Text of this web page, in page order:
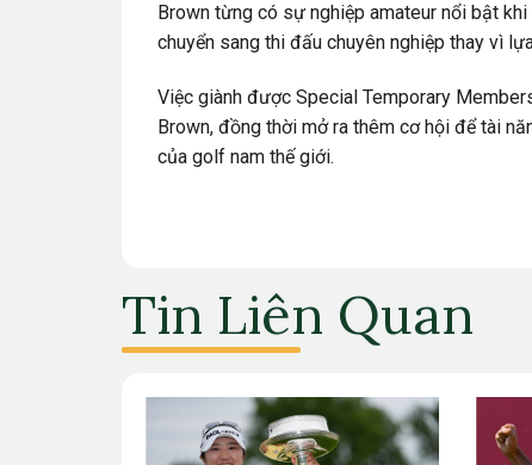
Brown từng có sự nghiệp amateur nổi bật
chuyển sang thi đấu chuyên nghiệp thay vì
Việc giành được Special Temporary
Brown, đồng thời mở ra thêm cơ hội để tài
của golf nam thế giới.
Tin Liên Quan